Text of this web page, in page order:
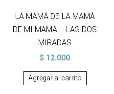
LA MAMÁ DE LA MAMÁ
DE MI MAMÁ – LAS DOS
MIRADAS
$ 12.000
Agregar al carrito